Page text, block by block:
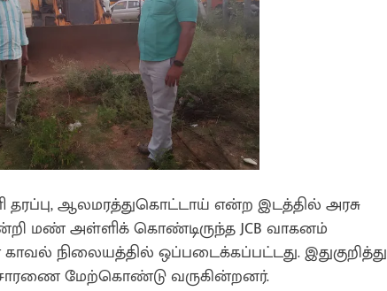
தரப்பு, ஆலமரத்துகொட்டாய் என்ற இடத்தில் அரசு
மண் அள்ளிக் கொண்டிருந்த JCB வாகனம்
நிலையத்தில் ஒப்படைக்கப்பட்டது. இதுகுறித்து
மேற்கொண்டு வருகின்றனர்.